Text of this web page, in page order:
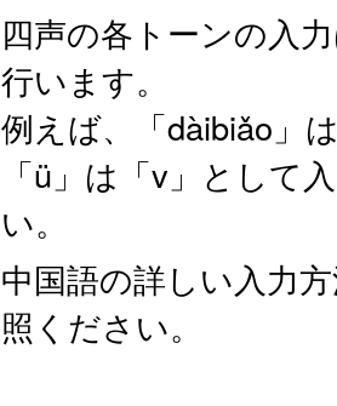
四声の各トーンの入
行います。
例えば、「dàibiǎo」
「ü」は「v」として
い。
中国語の詳しい入力
照ください。